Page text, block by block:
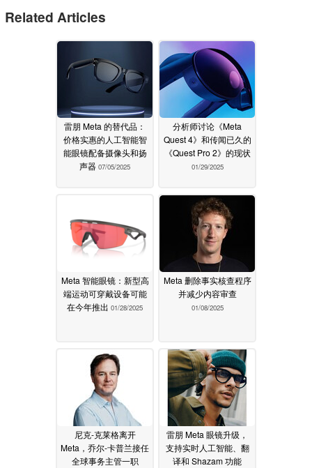
Related Articles
雷朋 Meta 的替代品：
价格实惠的人工智能智
能眼镜配备摄像头和扬
声器 07/05/2025
分析师讨论《Meta
Quest 4》和传闻已久的
《Quest Pro 2》的现状
01/29/2025
Meta 智能眼镜：新型高
端运动可穿戴设备可能
在今年推出 01/28/2025
Meta 删除事实核查程序
并减少内容审查
01/08/2025
尼克-克莱格离开
Meta，乔尔-卡普兰接任
全球事务主管一职
雷朋 Meta 眼镜升级，
支持实时人工智能、翻
译和 Shazam 功能